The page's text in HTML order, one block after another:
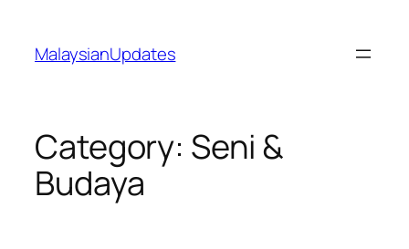
content
MalaysianUpdates
Category: Seni &
Budaya